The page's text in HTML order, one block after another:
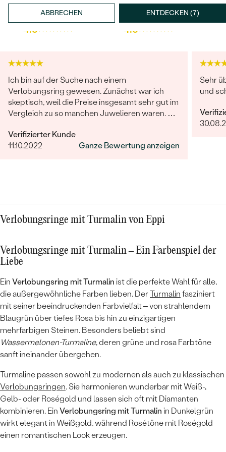
Bestseller
ANSEHEN
ABBRECHEN ENTDECKEN (7)
Trusted shop Bewertungen
4.9
Google Bewertungen
4.9
Ich bin auf der Suche nach einem
Verlobungsring gewesen. Zunächst war ich
skeptisch, weil die Preise insgesamt sehr gut im
Vergleich zu so manchen Juwelieren waren. Die
ich jedoch nicht. Daraufhin begann der Kontakt
mit dem wohl besten Kundenservice, den ich je
ausgesuchtem Stein entworfen. Der Transport
war ebenfalls sehr schnell, zwischendurch gab
es auch immer wieder einen Zwischenstand
Endergebnis sah dann zuletzt noch viel besser
aus als ich gehofft habe (ihr gefällt der Ring
Shop, den ich uneingeschränkt
weiterempfehlen kann!
Verifizierter Kunde
11.10.2022
Ganze Bewertung anzeigen
Sehr
und
Verlobungsringe mit Turmalin von Eppi
Verlobungsringe mit Turmalin – Ein Farbenspiel der
Liebe
Ein Verlobungsring mit Turmalin ist die perfekte Wahl für alle,
die außergewöhnliche Farben lieben. DerTurmalin fasziniert
mit seiner beeindruckenden Farbvielfalt – von strahlendem
Blaugrün über tiefes Rosa bis hin zu einzigartigen
mehrfarbigen Steinen. Besonders beliebt sind
Wassermelonen-Turmaline, deren grüne und rosa Farbtöne
sanft ineinander übergehen.
Turmaline passen sowohl zu modernen als auch zu klassischen
Verlobungsringen. Sie harmonieren wunderbar mit Weiß-,
Gelb- oder Roségold und lassen sich oft mit Diamanten
kombinieren. Ein Verlobungsring mit Turmalin in Dunkelgrün
wirkt elegant in Weißgold, während Rosétöne mit Roségold
einen romantischen Look erzeugen.